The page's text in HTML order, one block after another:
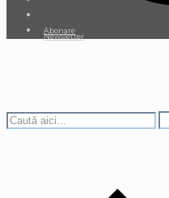
Abonare
Newsletter